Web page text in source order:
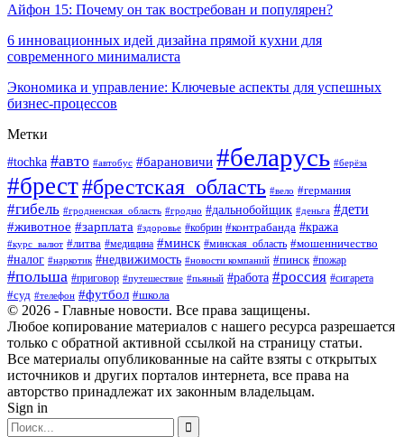
Айфон 15: Почему он так востребован и популярен?
6 инновационных идей дизайна прямой кухни для
современного минималиста
Экономика и управление: Ключевые аспекты для успешных
бизнес-процессов
Метки
#tochka #авто #автобус #барановичи #беларусь #берёза
#брест#брестская_область #вело #германия
#гибель #гродненская_область #гродно #дальнобойщик #деньга #дети
#животное #зарплата #здоровье #кобрин #контрабанда #кража
#курс_валют #литва #медицина #минск #минская_область #мошенничество
#налог #наркотик #недвижимость #новости компаний #пинск #пожар
#польша #приговор #путешествие #пьяный #работа #россия #сигарета
#суд #телефон #футбол #школа
© 2026 - Главные новости. Все права защищены.
Любое копирование материалов с нашего ресурса разрешается
только с обратной активной ссылкой на страницу статьи.
Все материалы опубликованные на сайте взяты с открытых
источников и других порталов интернета, все права на
авторство принадлежат их законным владельцам.
Sign in